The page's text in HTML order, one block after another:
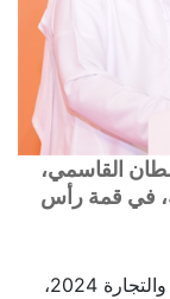
القاسمي،
في قمة رأس
اختتمت فعاليات قمة رأس الخيمة للاستثمار والتجارة 2024،